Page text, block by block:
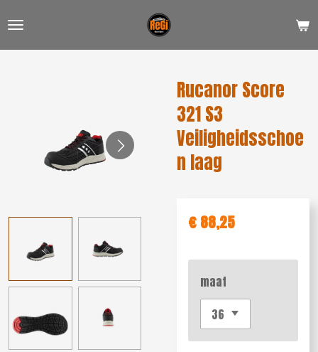
Ga
Rucanor Score
321 S3
Veiligheidsschoe
n laag
€ 88,25
maat